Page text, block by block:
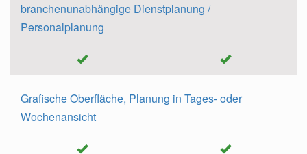
branchenunabhängige Dienstplanung /
Personalplanung
Grafische Oberfläche, Planung in Tages- oder
Wochenansicht